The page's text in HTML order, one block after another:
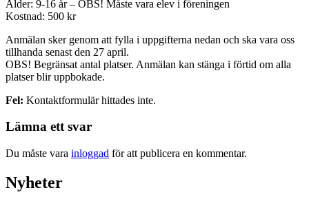
Ålder: 9-16 år – OBS! Måste vara elev i föreningen
Kostnad: 500 kr
Anmälan sker genom att fylla i uppgifterna nedan och ska vara oss
tillhanda senast den 27 april.
OBS! Begränsat antal platser. Anmälan kan stänga i förtid om alla
platser blir uppbokade.
Fel: Kontaktformulär hittades inte.
Lämna ett svar
Du måste vara inloggad för att publicera en kommentar.
Nyheter